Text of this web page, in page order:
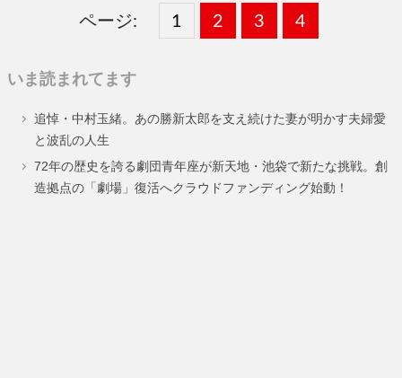
ページ:
固
ー
ジ
1 ,
固
ー
ジ
2 ,
固
ー
ジ
3 ,
固
ー
ジ
4
いま読まれてます
追悼・中村玉緒。あの勝新太郎を支え続けた妻が明かす夫婦愛
と波乱の人生
72年の歴史を誇る劇団青年座が新天地・池袋で新たな挑戦。創
造拠点の「劇場」復活へクラウドファンディング始動！